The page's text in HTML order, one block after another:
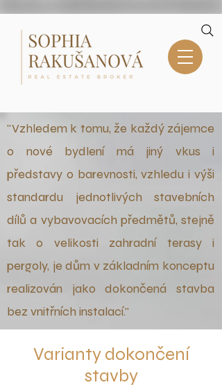
"Vzhledem k tomu, že každý zájemce
o nové bydlení má jiný vkus i
představy o barevnosti, vzhledu i výši
standardu jednotlivých stavebních
dílů a vybavovacích předmětů, stejně
tak o velikosti zahradní terasy i
pergoly, je dům v základním konceptu
realizován jako dokončená stavba
bez vnitřních instalací."
Varianty dokončení
stavby